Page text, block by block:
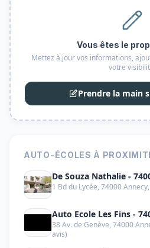
Vous êtes le
Mettez à jour vos informations,
votre
Prendre la main
AUTO-ÉCOLES À
De Souza Nathalie -
1 Bd du Lycée, 74000
Auto Ecole Les Fins -
38 Av. de Genève, 74000
avis)